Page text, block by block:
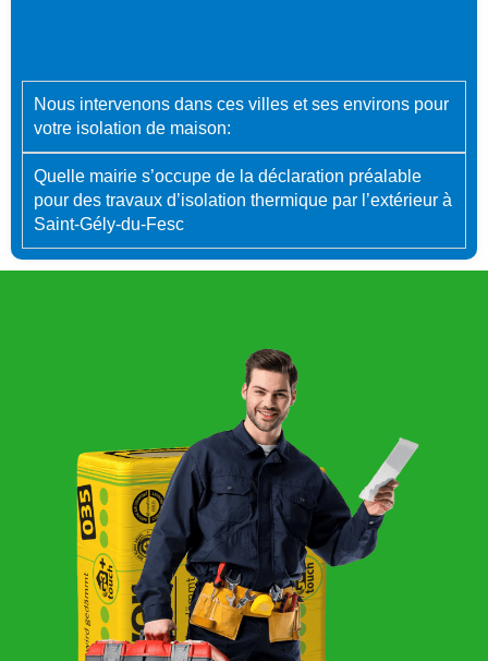
Nous intervenons dans ces villes et ses environs pour
votre isolation de maison:
Quelle mairie s’occupe de la déclaration préalable
pour des travaux d’isolation thermique par l’extérieur à
Saint-Gély-du-Fesc